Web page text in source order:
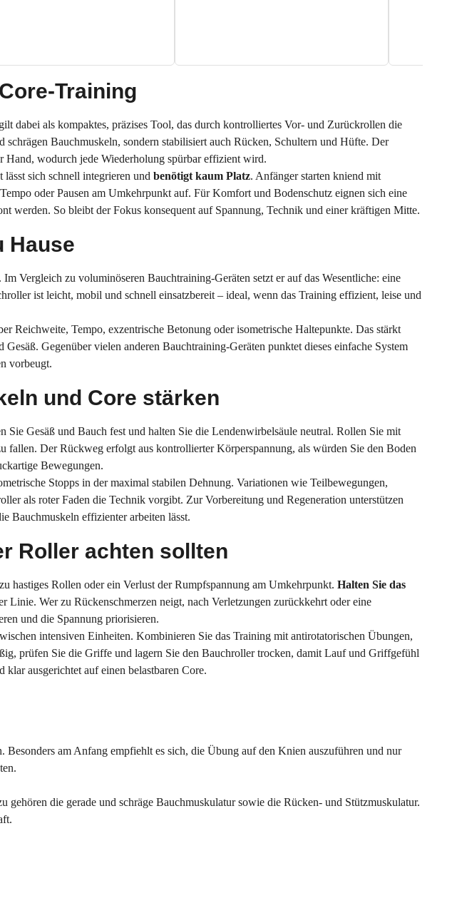
Training
dabei als kompaktes, präzises Tool, das durch kontrolliertes Vor- und Zurückrollen die
Bauchmuskeln, sondern stabilisiert auch Rücken, Schultern und Hüfte. Der
Hand, wodurch jede Wiederholung spürbar effizient wird.
sich schnell integrieren und benötigt kaum Platz. Anfänger starten kniend mit
oder Pausen am Umkehrpunkt auf. Für Komfort und Bodenschutz eignen sich eine
werden. So bleibt der Fokus konsequent auf Spannung, Technik und einer kräftigen Mitte.
Hause
Vergleich zu voluminöseren Bauchtraining-Geräten setzt er auf das Wesentliche: eine
ist leicht, mobil und schnell einsatzbereit – ideal, wenn das Training effizient, leise und
Reichweite, Tempo, exzentrische Betonung oder isometrische Haltepunkte. Das stärkt
Gegenüber vielen anderen Bauchtraining-Geräten punktet dieses einfache System
vorbeugt.
und Core stärken
Gesäß und Bauch fest und halten Sie die Lendenwirbelsäule neutral. Rollen Sie mit
Der Rückweg erfolgt aus kontrollierter Körperspannung, als würden Sie den Boden
Bewegungen.
Stopps in der maximal stabilen Dehnung. Variationen wie Teilbewegungen,
als roter Faden die Technik vorgibt. Zur Vorbereitung und Regeneration unterstützen
Bauchmuskeln effizienter arbeiten lässt.
Roller achten sollten
hastiges Rollen oder ein Verlust der Rumpfspannung am Umkehrpunkt. Halten Sie das
Linie. Wer zu Rückenschmerzen neigt, nach Verletzungen zurückkehrt oder eine
und die Spannung priorisieren.
intensiven Einheiten. Kombinieren Sie das Training mit antirotatorischen Übungen,
prüfen Sie die Griffe und lagern Sie den Bauchroller trocken, damit Lauf und Griffgefühl
ausgerichtet auf einen belastbaren Core.
am Anfang empfiehlt es sich, die Übung auf den Knien auszuführen und nur
die gerade und schräge Bauchmuskulatur sowie die Rücken- und Stützmuskulatur.